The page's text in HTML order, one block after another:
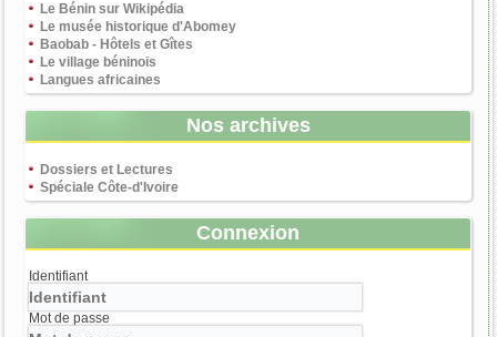
Le Bénin sur Wikipédia
Le musée historique d'Abomey
Baobab - Hôtels et Gîtes
Le village béninois
Langues africaines
Nos archives
Dossiers et Lectures
Spéciale Côte-d'Ivoire
Connexion
Identifiant
Mot de passe